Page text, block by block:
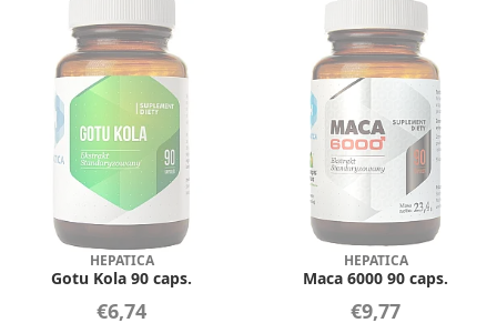
HEPATICA
Gotu Kola 90 caps.
€6,74
HEPATICA
Maca 6000 90 caps.
€9,77